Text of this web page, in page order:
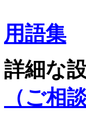
用語集
詳細な
（ご相